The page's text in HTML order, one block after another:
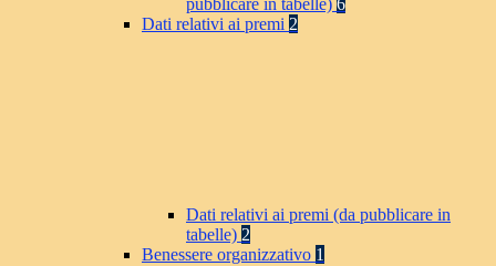
pubblicare in tabelle) 6
Dati relativi ai premi 2
Dati relativi ai premi (da pubblicare in
tabelle) 2
Benessere organizzativo 1